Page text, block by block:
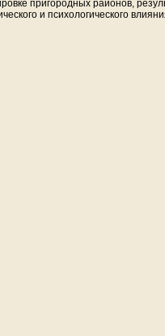
пригородных районов,
и психологического